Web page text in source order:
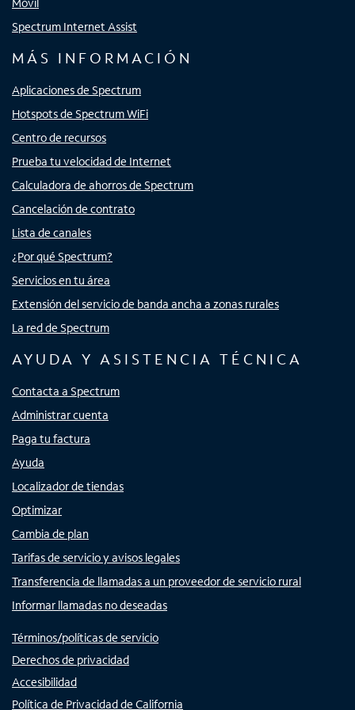
Móvil
Spectrum Internet Assist
MÁS INFORMACIÓN
Aplicaciones de Spectrum
Hotspots de Spectrum WiFi
Centro de recursos
Prueba tu velocidad de Internet
Calculadora de ahorros de Spectrum
Cancelación de contrato
Lista de canales
¿Por qué Spectrum?
Servicios en tu área
Extensión del servicio de banda ancha a zonas rurales
La red de Spectrum
AYUDA Y ASISTENCIA TÉCNICA
Contacta a Spectrum
Administrar cuenta
Paga tu factura
Ayuda
Localizador de tiendas
Optimizar
Cambia de plan
Tarifas de servicio y avisos legales
Transferencia de llamadas a un proveedor de servicio rural
Informar llamadas no deseadas
Términos/políticas de servicio
Derechos de privacidad
Accesibilidad
Política de Privacidad de California